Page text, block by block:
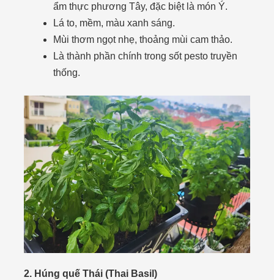
ẩm thực phương Tây, đặc biệt là món Ý.
Lá to, mềm, màu xanh sáng.
Mùi thơm ngọt nhẹ, thoảng mùi cam thảo.
Là thành phần chính trong sốt pesto truyền
thống.
2. Húng quế Thái (Thai Basil)